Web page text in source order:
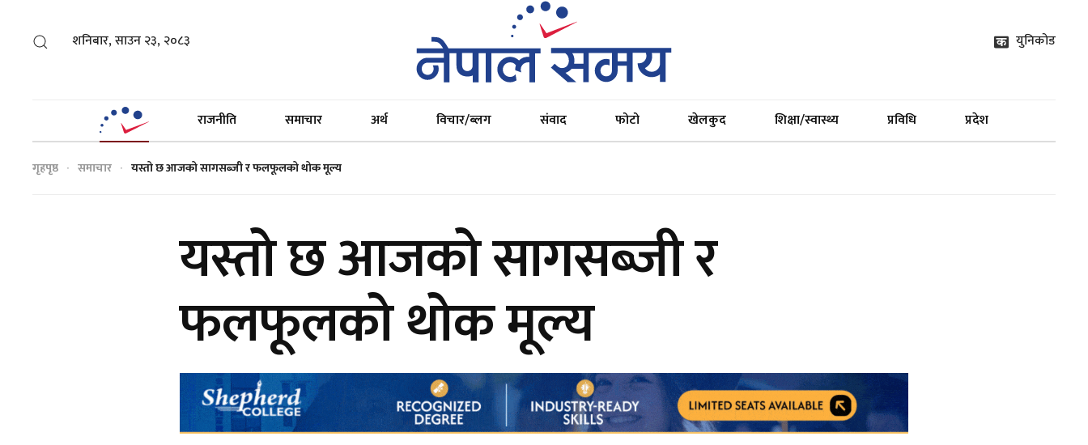
शनिबार, साउन २३, २०८३ युनिकोड
राजनीति समाचार अर्थ विचार/ब्लग संवाद फोटो खेलकुद शिक्षा/स्वास्थ्य प्रविधि प्रदेश
गृहपृष्ठ समाचार यस्तो छ आजको सागसब्जी र फलफूलको थोक मूल्य
यस्तो छ आजको सागसब्जी र
फलफूलको थोक मूल्य